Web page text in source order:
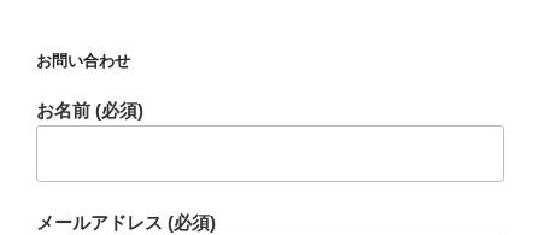
お問い合わせ
お名前 (必須)
メールアドレス (必須)